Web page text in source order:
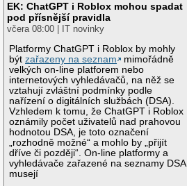
EK: ChatGPT i Roblox mohou spadat
pod přísnější pravidla
včera 08:00 | IT novinky
Platformy ChatGPT i Roblox by mohly
býtzařazeny na seznam
mimořádně
velkých on-line platforem nebo
internetových vyhledávačů, na něž se
vztahují zvláštní podmínky podle
nařízení o digitálních službách (DSA).
Vzhledem k tomu, že ChatGPT i Roblox
oznámily počet uživatelů nad prahovou
hodnotou DSA, je toto označení
„rozhodně možné“ a mohlo by „přijít
dříve či později“. On-line platformy a
vyhledávače zařazené na seznamy DSA
musejí